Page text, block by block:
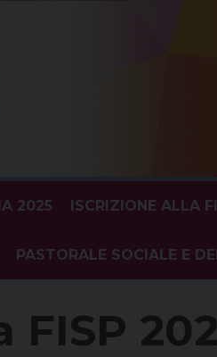
2025 ISCRIZIONE ALLA
PASTORALE SOCIALE E